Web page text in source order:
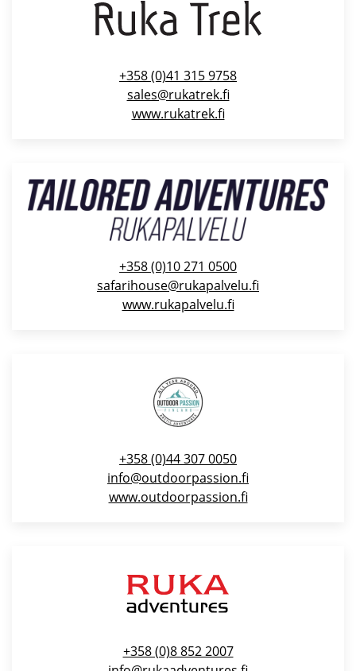
+358 (0)41 315 9758
sales@rukatrek.fi
www.rukatrek.fi
+358 (0)10 271 0500
safarihouse@rukapalvelu.fi
www.rukapalvelu.fi
+358 (0)44 307 0050
info@outdoorpassion.fi
www.outdoorpassion.fi
+358 (0)8 852 2007